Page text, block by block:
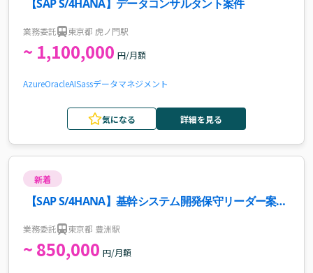
【SAP S/4HANA】データコンサルタント案件
業務委託 東京都 虎ノ門駅
~ 1,100,000 円/月額
AzureOracleAISassデータマネジメント
気になる 詳細を見る
新着
【SAP S/4HANA】基幹システム開発保守リーダー案
業務委託 東京都 豊洲駅
~ 850,000 円/月額